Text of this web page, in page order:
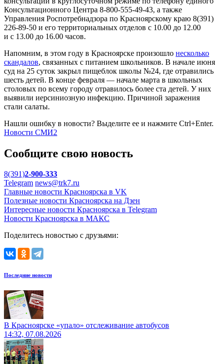
Консультационного Центра 8-800-555-49-43, а также
Управления Роспотребнадзора по Красноярскому краю 8(391)
226-89-50 и его территориальных отделов с 10.00 до 12.00
и с 13.00 до 16.00 часов.
Напомним, в этом году в Красноярске произошло несколько
скандалов, связанных с питанием школьников. В начале июня
суд на 25 суток закрыл пищеблок школы №24, где отравились
шесть детей. В конце февраля — начале марта в школьных
столовых по всему городу отравилось более ста детей. У них
выявили иерсиниозную инфекцию. Причиной заражения
стали салаты.
Нашли ошибку в новости? Выделите ее и нажмите Ctrl+Enter.
Новости СМИ2
Сообщите свою новость
8(391)2-900-333
Telegram news@trk7.ru
Главные новости Красноярска в VK
Полезные новости Красноярска на Дзен
Интересные новости Красноярска в Telegram
Новости Красноярска в МАКС
Поделитесь новостью с друзьями:
Последние новости
В Красноярске «упало» отслеживание автобусов
14:32, 07.08.2026